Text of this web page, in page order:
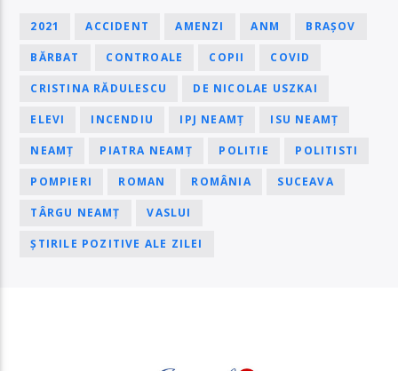
2021 ACCIDENT AMENZI ANM BRAȘOV
BĂRBAT CONTROALE COPII COVID
CRISTINA RĂDULESCU DE NICOLAE USZKAI
ELEVI INCENDIU IPJ NEAMȚ ISU NEAMȚ
NEAMȚ PIATRA NEAMȚ POLITIE POLITISTI
POMPIERI ROMAN ROMÂNIA SUCEAVA
TÂRGU NEAMȚ VASLUI
ȘTIRILE POZITIVE ALE ZILEI